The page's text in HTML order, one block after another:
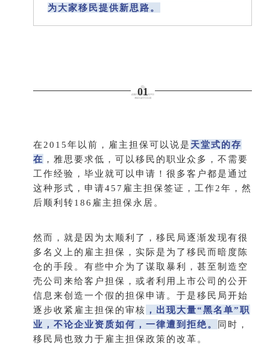
为大家移民提供新思路。
01
在2015年以前，雇主担保可以说是 天堂式的存
在 ，雅思要求低，可以移民的职业众多，不需要
工作经验，毕业就可以申请！很多客户都是通过
这种形式，申请457雇主担保签证，工作2年，然
后顺利转186雇主担保永居。
然而，就是因为太顺利了，移民局逐渐发现有很
多名义上的雇主担保，实际是为了移民而暗度陈
仓的手段。有些中介为了谋取暴利，甚至制造空
壳公司来给客户担保，或者利用上市公司的公开
信息来创造一个假的担保申请。于是移民局开始
逐步收紧雇主担保的审核 ，出现大量“黑名单”职
业，不论企业资质如何，一律遭到拒绝。
同时，
移民局也致力于雇主担保政策的改革。